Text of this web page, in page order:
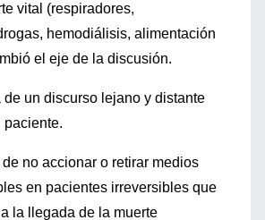
vital (respiradores,
hemodiálisis, alimentación
el eje de la discusión.
de un discurso lejano y distante
paciente.
no accionar o retirar medios
en pacientes irreversibles que
la llegada de la muerte